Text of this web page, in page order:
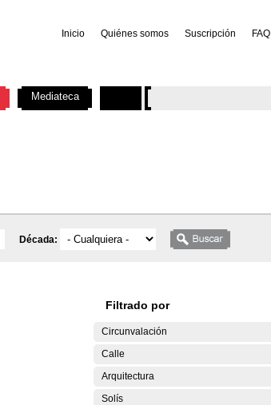
Inicio Quiénes somos Suscripción FAQ
Década:
Filtrado por
Circunvalación
Calle
Arquitectura
Solís
Mediateca